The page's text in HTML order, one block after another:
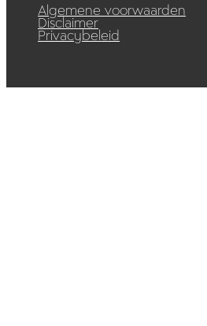
Algemene voorwaarden
Disclaimer
Privacybeleid